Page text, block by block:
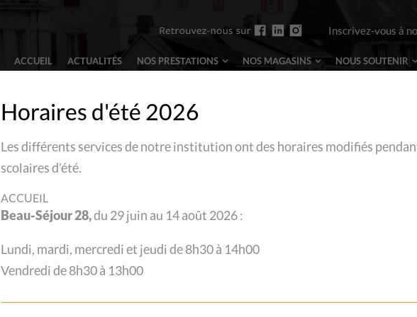
Inscrivez-vous à
ACCUEIL ACTUALITÉS NOS PRESTATIONS NOS MAGASINS NOUSSOUTENIR
Horaires d'été 2026
Les différents services de notre institution ont des horaires modifiés
scolaires d’été.
ACCUEIL
Beau-Séjour 28,du 29 juin au 14 août 2026 :
Lundi, mardi, mercredi et jeudi de 8h30 à 14h00
Vendredi de 8h30 à 13h00